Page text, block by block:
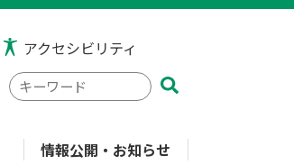
アクセシビリティ
検
索
情報公開・お知らせ